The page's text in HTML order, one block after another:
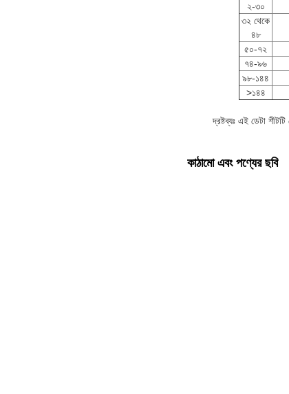
২-৩০
৩২ থেকে
৪৮
৫০-৭২
৭৪-৯৬
৯৮-১৪৪
>১৪৪
দ্রষ্টব্যঃ এই ডেটা
কাঠামো এবং পণ্যের ছবি